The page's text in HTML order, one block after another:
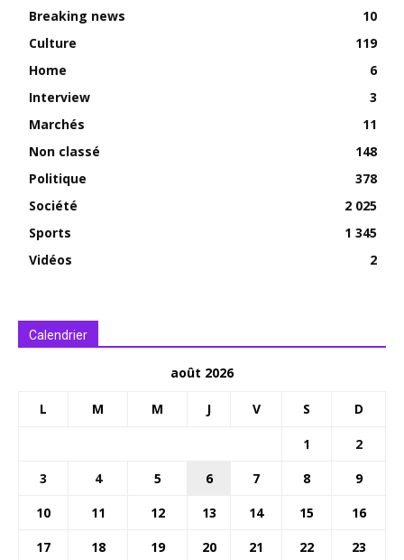
Breaking news
10
Culture
119
Home
6
Interview
3
Marchés
11
Non classé
148
Politique
378
Société
2 025
Sports
1 345
Vidéos
2
Calendrier
août 2026
L M M J V S D
1
2
3
4 5 6 7 8
9
10
11 12 13 14 15
16
17
18 19 20 21 22
23